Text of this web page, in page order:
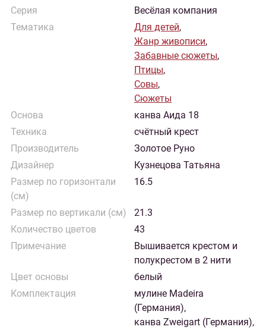
Серия
Весёлая компания
Тематика
Для детей,
Жанр живописи,
Забавные сюжеты,
Птицы,
Совы,
Сюжеты
Основа
канва Аида 18
Техника
счётный крест
Производитель
Золотое Руно
Дизайнер
Кузнецова Татьяна
Размер по горизонтали
(см)
16.5
Размер по вертикали (см)
21.3
Количество цветов
43
Примечание
Вышивается крестом и
полукрестом в 2 нити
Цвет основы
белый
Комплектация
мулине Madeira
(Германия),
канва Zweigart (Германия),